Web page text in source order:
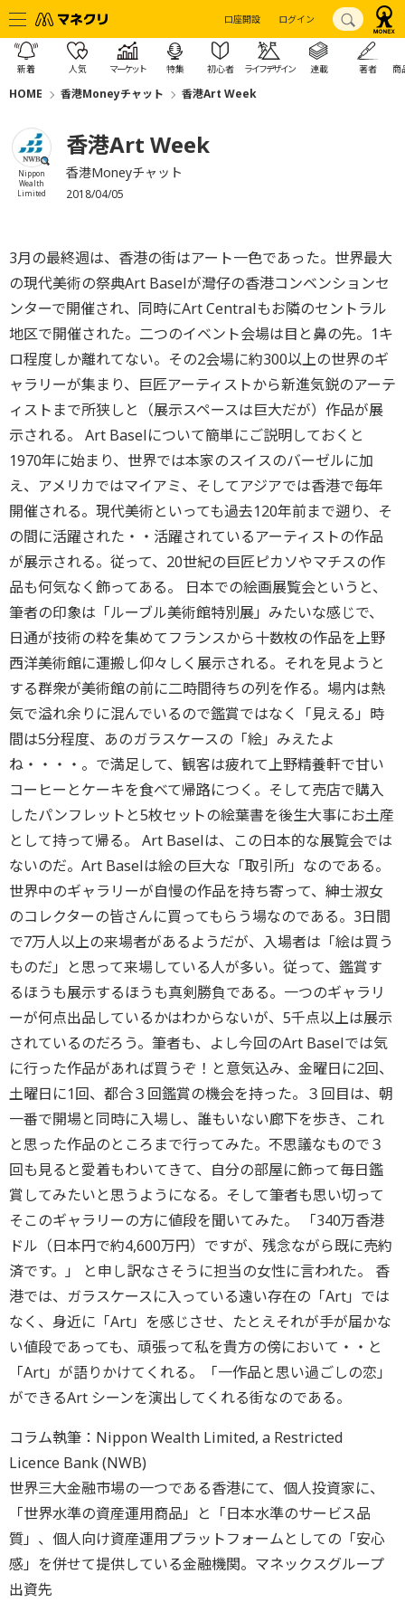
口座開設 ログイン
新着 人気 マーケット 特集 初心者 ライフデザイン 連載 著者 商
HOME 香港Moneyチャット 香港Art Week
Nippon
Wealth
Limited
香港Art Week
香港Moneyチャット
2018/04/05
3月の最終週は、香港の街はアート一色であった。世界最大
の現代美術の祭典Art Baselが灣仔の香港コンベンションセ
ンターで開催され、同時にArt Centralもお隣のセントラル
地区で開催された。二つのイベント会場は目と鼻の先。1キ
ロ程度しか離れてない。その2会場に約300以上の世界のギ
ャラリーが集まり、巨匠アーティストから新進気鋭のアーテ
ィストまで所狭しと（展示スペースは巨大だが）作品が展
示される。 Art Baselについて簡単にご説明しておくと
1970年に始まり、世界では本家のスイスのバーゼルに加
え、アメリカではマイアミ、そしてアジアでは香港で毎年
開催される。現代美術といっても過去120年前まで遡り、そ
の間に活躍された・・活躍されているアーティストの作品
が展示される。従って、20世紀の巨匠ピカソやマチスの作
品も何気なく飾ってある。 日本での絵画展覧会というと、
筆者の印象は「ルーブル美術館特別展」みたいな感じで、
日通が技術の粋を集めてフランスから十数枚の作品を上野
西洋美術館に運搬し仰々しく展示される。それを見ようと
する群衆が美術館の前に二時間待ちの列を作る。場内は熱
気で溢れ余りに混んでいるので鑑賞ではなく「見える」時
間は5分程度、あのガラスケースの「絵」みえたよ
ね・・・・。で満足して、観客は疲れて上野精養軒で甘い
コーヒーとケーキを食べて帰路につく。そして売店で購入
したパンフレットと5枚セットの絵葉書を後生大事にお土産
として持って帰る。 Art Baselは、この日本的な展覧会では
ないのだ。Art Baselは絵の巨大な「取引所」なのである。
世界中のギャラリーが自慢の作品を持ち寄って、紳士淑女
のコレクターの皆さんに買ってもらう場なのである。3日間
で7万人以上の来場者があるようだが、入場者は「絵は買う
ものだ」と思って来場している人が多い。従って、鑑賞す
るほうも展示するほうも真剣勝負である。一つのギャラリ
ーが何点出品しているかはわからないが、5千点以上は展示
されているのだろう。筆者も、よし今回のArt Baselでは気
に行った作品があれば買うぞ！と意気込み、金曜日に2回、
土曜日に1回、都合３回鑑賞の機会を持った。３回目は、朝
一番で開場と同時に入場し、誰もいない廊下を歩き、これ
と思った作品のところまで行ってみた。不思議なもので３
回も見ると愛着もわいてきて、自分の部屋に飾って毎日鑑
賞してみたいと思うようになる。そして筆者も思い切って
そこのギャラリーの方に値段を聞いてみた。 「340万香港
ドル（日本円で約4,600万円）ですが、残念ながら既に売約
済です。」 と申し訳なさそうに担当の女性に言われた。 香
港では、ガラスケースに入っている遠い存在の「Art」では
なく、身近に「Art」を感じさせ、たとえそれが手が届かな
い値段であっても、頑張って私を貴方の傍において・・と
「Art」が語りかけてくれる。「一作品と思い過ごしの恋」
ができるArt シーンを演出してくれる街なのである。
コラム執筆：Nippon Wealth Limited, a Restricted
Licence Bank (NWB)
世界三大金融市場の一つである香港にて、個人投資家に、
「世界水準の資産運用商品」と「日本水準のサービス品
質」、個人向け資産運用プラットフォームとしての「安心
感」を併せて提供している金融機関。マネックスグループ
出資先